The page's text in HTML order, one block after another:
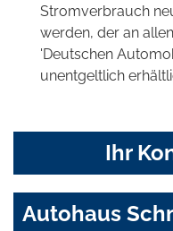
Stromverbrauch
werden, der an
'Deutschen
unentgeltlich
Ihr
Autohaus